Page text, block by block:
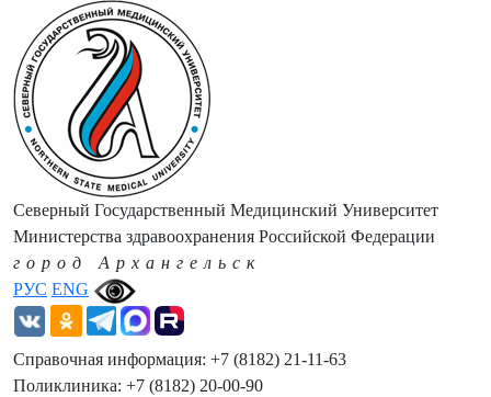
РУС ENG
Северный Государственный Медицинский Университет
Министерства здравоохранения Российской Федерации
город Архангельск
Справочная информация: +7 (8182) 21-11-63
Поликлиника: +7 (8182) 20-00-90